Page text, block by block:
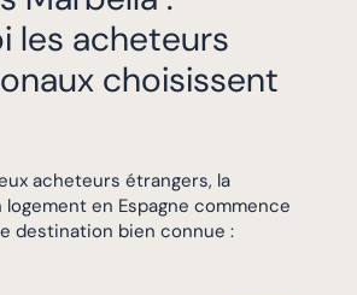
les acheteurs
choisissent
acheteurs étrangers, la
logement en Espagne commence
destination bien connue :